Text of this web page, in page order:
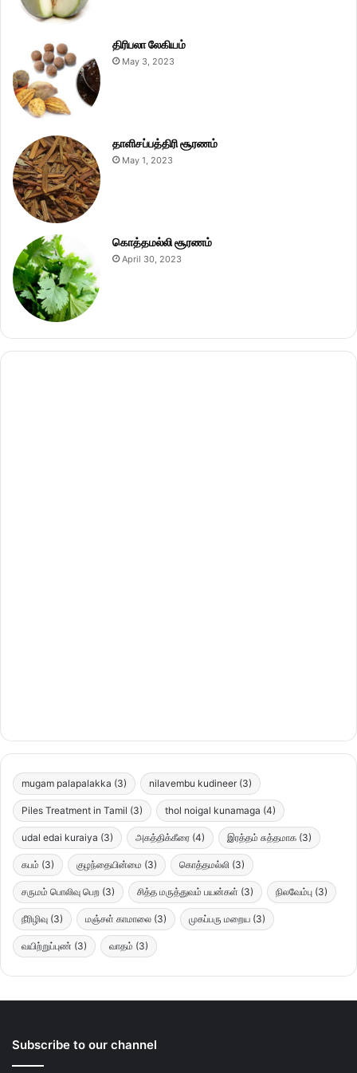
திரிபலா லேகியம்
May 3, 2023
தாளிசப்பத்திரி சூரணம்
May 1, 2023
கொத்தமல்லி சூரணம்
April 30, 2023
mugam palapalakka (3) nilavembu kudineer (3)
Piles Treatment in Tamil (3) thol noigal kunamaga (4)
udal edai kuraiya (3) அகத்திக்கீரை (4) இரத்தம் சுத்தமாக (3)
கபம் (3) குழந்தையின்மை (3) கொத்தமல்லி (3)
சருமம் பொலிவு பெற (3) சித்த மருத்துவம் பயன்கள் (3) நிலவேம்பு (3)
நீரிழிவு (3) மஞ்சள் காமாலை (3) முகப்பரு மறைய (3)
வயிற்றுப்புண் (3) வாதம் (3)
Subscribe to our channel